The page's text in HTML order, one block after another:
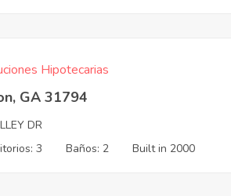
Hipotecarias
GA 31794
DR
3
Baños: 2 Built in 2000